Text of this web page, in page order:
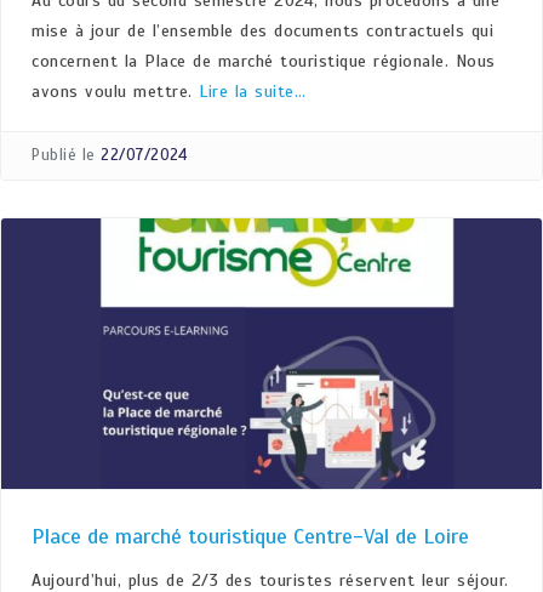
mise à jour de l’ensemble des documents contractuels qui
concernent la Place de marché touristique régionale. Nous
avons voulu mettre. Lire la suite…
Publié le 22/07/2024
Place de marché touristique Centre-Val de Loire
Aujourd’hui, plus de 2/3 des touristes réservent leur séjour.